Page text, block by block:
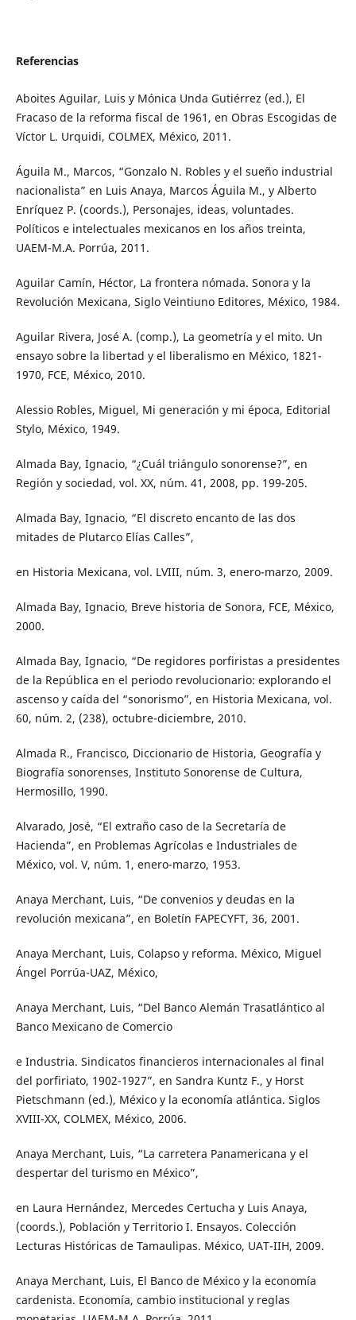
Referencias
Aboites Aguilar, Luis y Mónica Unda Gutiérrez (ed.), El
Fracaso de la reforma fiscal de 1961, en Obras Escogidas de
Víctor L. Urquidi, COLMEX, México, 2011.
Águila M., Marcos, “Gonzalo N. Robles y el sueño industrial
nacionalista” en Luis Anaya, Marcos Águila M., y Alberto
Enríquez P. (coords.), Personajes, ideas, voluntades.
Políticos e intelectuales mexicanos en los años treinta,
UAEM-M.A. Porrúa, 2011.
Aguilar Camín, Héctor, La frontera nómada. Sonora y la
Revolución Mexicana, Siglo Veintiuno Editores, México, 1984.
Aguilar Rivera, José A. (comp.), La geometría y el mito. Un
ensayo sobre la libertad y el liberalismo en México, 1821-
1970, FCE, México, 2010.
Alessio Robles, Miguel, Mi generación y mi época, Editorial
Stylo, México, 1949.
Almada Bay, Ignacio, “¿Cuál triángulo sonorense?”, en
Región y sociedad, vol. XX, núm. 41, 2008, pp. 199-205.
Almada Bay, Ignacio, “El discreto encanto de las dos
mitades de Plutarco Elías Calles”,
en Historia Mexicana, vol. LVIII, núm. 3, enero-marzo, 2009.
Almada Bay, Ignacio, Breve historia de Sonora, FCE, México,
2000.
Almada Bay, Ignacio, “De regidores porfiristas a presidentes
de la República en el periodo revolucionario: explorando el
ascenso y caída del “sonorismo”, en Historia Mexicana, vol.
60, núm. 2, (238), octubre-diciembre, 2010.
Almada R., Francisco, Diccionario de Historia, Geografía y
Biografía sonorenses, Instituto Sonorense de Cultura,
Hermosillo, 1990.
Alvarado, José, “El extraño caso de la Secretaría de
Hacienda”, en Problemas Agrícolas e Industriales de
México, vol. V, núm. 1, enero-marzo, 1953.
Anaya Merchant, Luis, “De convenios y deudas en la
revolución mexicana”, en Boletín FAPECYFT, 36, 2001.
Anaya Merchant, Luis, Colapso y reforma. México, Miguel
Ángel Porrúa-UAZ, México,
Anaya Merchant, Luis, “Del Banco Alemán Trasatlántico al
Banco Mexicano de Comercio
e Industria. Sindicatos financieros internacionales al final
del porfiriato, 1902-1927”, en Sandra Kuntz F., y Horst
Pietschmann (ed.), México y la economía atlántica. Siglos
XVIII-XX, COLMEX, México, 2006.
Anaya Merchant, Luis, “La carretera Panamericana y el
despertar del turismo en México”,
en Laura Hernández, Mercedes Certucha y Luis Anaya,
(coords.), Población y Territorio I. Ensayos. Colección
Lecturas Históricas de Tamaulipas. México, UAT-IIH, 2009.
Anaya Merchant, Luis, El Banco de México y la economía
cardenista. Economía, cambio institucional y reglas